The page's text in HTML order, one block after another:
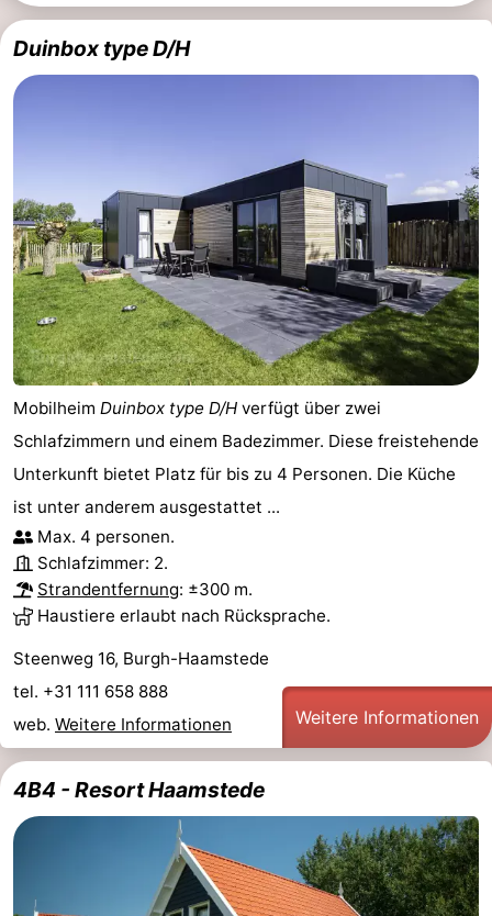
Duinbox type D/H
Mobilheim Duinbox type D/H verfügt über zwei
Schlafzimmern und einem Badezimmer. Diese freistehende
Unterkunft bietet Platz für bis zu 4 Personen. Die Küche
ist unter anderem ausgestattet ...
Max. 4 personen.
Schlafzimmer: 2.
Strandentfernung: ±300 m.
Haustiere erlaubt nach Rücksprache.
Steenweg 16, Burgh-Haamstede
tel. +31 111 658 888
web. Weitere Informationen Weitere Informationen
4B4 - Resort Haamstede